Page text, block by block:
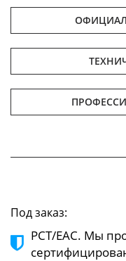
Под заказ:
РСТ/ЕАС. Мы